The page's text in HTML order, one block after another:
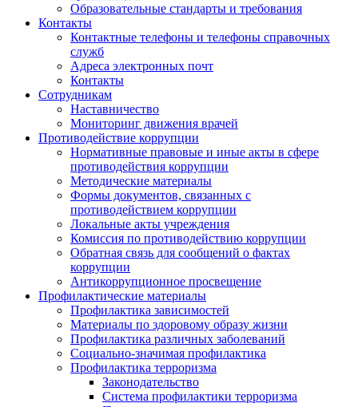
Образовательные стандарты и требования
Контакты
Контактные телефоны и телефоны справочных
служб
Адреса электронных почт
Контакты
Сотрудникам
Наставничество
Мониторинг движения врачей
Противодействие коррупции
Нормативные правовые и иные акты в сфере
противодействия коррупции
Методические материалы
Формы документов, связанных с
противодействием коррупции
Локальные акты учреждения
Комиссия по противодействию коррупции
Обратная связь для сообщений о фактах
коррупции
Антикоррупционное просвещение
Профилактические материалы
Профилактика зависимостей
Материалы по здоровому образу жизни
Профилактика различных заболеваний
Социально-значимая профилактика
Профилактика терроризма
Законодательство
Система профилактики терроризма